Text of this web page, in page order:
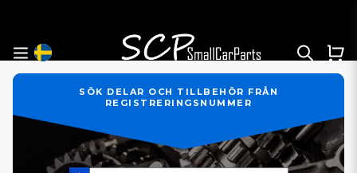
SÖK DELAR OCH TILLBEHÖR FRÅN
REGISTRERINGSNUMMER